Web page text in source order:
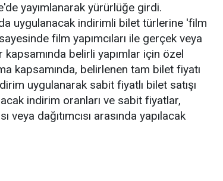
yayımlanarak yürürlüğe girdi.
uygulanacak indirimli bilet türlerine 'film
film yapımcıları ile gerçek veya
belirli yapımlar için özel
kapsamında, belirlenen tam bilet fiyatı
uygulanarak sabit fiyatlı bilet satışı
indirim oranları ve sabit fiyatlar,
dağıtımcısı arasında yapılacak